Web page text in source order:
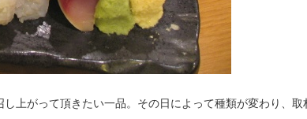
上がって頂きたい一品。その日によって種類が変わり、取